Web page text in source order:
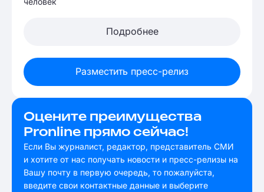
Подробнее
Разместить пресс-релиз
Оцените преимущества
Pronline прямо сейчас!
Если Вы журналист, редактор, представитель СМИ
и хотите от нас получать новости и пресс-релизы на
Вашу почту в первую очередь, то пожалуйста,
введите свои контактные данные и выберите